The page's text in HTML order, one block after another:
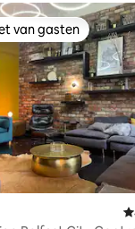
van 4,92 op 5, 117
van gasten
van gasten